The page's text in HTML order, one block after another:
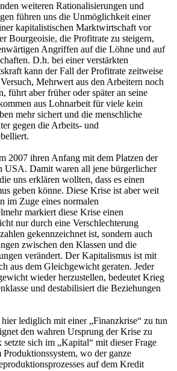
weiteren Rationalisierungen und
führen uns die Unmöglichkeit einer
kapitalistischen Marktwirtschaft vor
Bourgeoisie, die Profitrate zu steigern,
Angriffen auf die Löhne und auf
D.h. bei einer verstärkten
kann der Fall der Profitrate zeitweise
Mehrwert aus den Arbeitern noch
führt aber früher oder später an seine
aus Lohnarbeit für viele kein
mehr sichert und die menschliche
gegen die Arbeits- und
2007 ihren Anfang mit dem Platzen der
USA. Damit waren all jene bürgerlicher
uns erklären wollten, dass es einen
geben könne. Diese Krise ist aber weit
im Zuge eines normalen
markiert diese Krise einen
nur durch eine Verschlechterung
gekennzeichnet ist, sondern auch
zwischen den Klassen und die
verändert. Der Kapitalismus ist mit
aus dem Gleichgewicht geraten. Jeder
wieder herzustellen, bedeutet Krieg
und destabilisiert die Beziehungen
lediglich mit einer „Finanzkrise“ zu tun
den wahren Ursprung der Krise zu
sich im „Kapital“ mit dieser Frage
Produktionssystem, wo der ganze
auf dem Kredit